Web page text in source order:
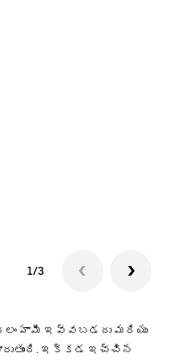
1/3
హామీ ఇవ్వబడదు మరియు
ఇక్కడ ఇచ్చిన